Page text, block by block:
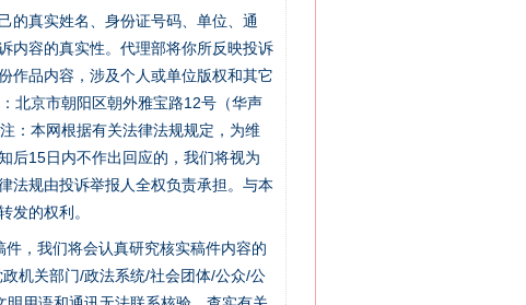
的真实姓名、身份证号码、单位、通
内容的真实性。代理部将你所反映投诉
作品内容，涉及个人或单位版权和其它
北京市朝阳区朝外雅宝路12号（华声
：本网根据有关法律法规规定，为维
后15日内不作出回应的，我们将视为
法规由投诉举报人全权负责承担。与本
发的权利。
，我们将会认真研究核实稿件内容的
机关部门/政法系统/社会团体/公众/公